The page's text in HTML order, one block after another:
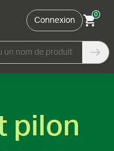
Connexion
0
un nom de produit
pilon